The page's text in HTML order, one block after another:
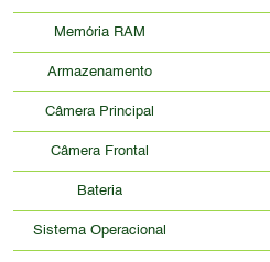
Memória RAM
Armazenamento
Câmera Principal
Câmera Frontal
Bateria
Sistema Operacional